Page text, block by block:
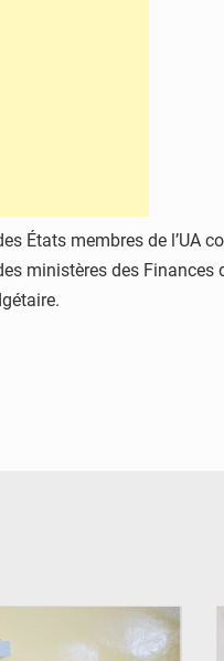
États membres de l’UA
ministères des